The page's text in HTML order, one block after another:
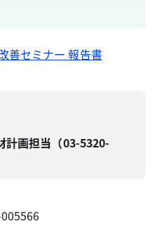
善セミナー 報告書
計画担当（03-5320-